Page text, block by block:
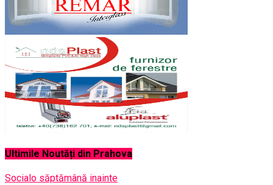
Ultimile Noutăți din Prahova
Social o săptămână inainte